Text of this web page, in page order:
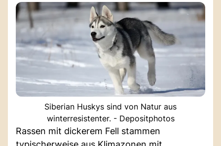
Siberian Huskys sind von Natur aus
winterresistenter. - Depositphotos
Rassen mit dickerem Fell stammen